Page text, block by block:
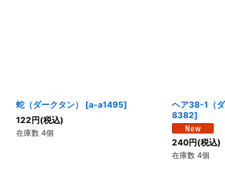
蛇（ダークタン） [a-a1495]
122円(税込)
在庫数 4個
ヘア38-1（ダ
8382]
240円(税込)
在庫数 4個